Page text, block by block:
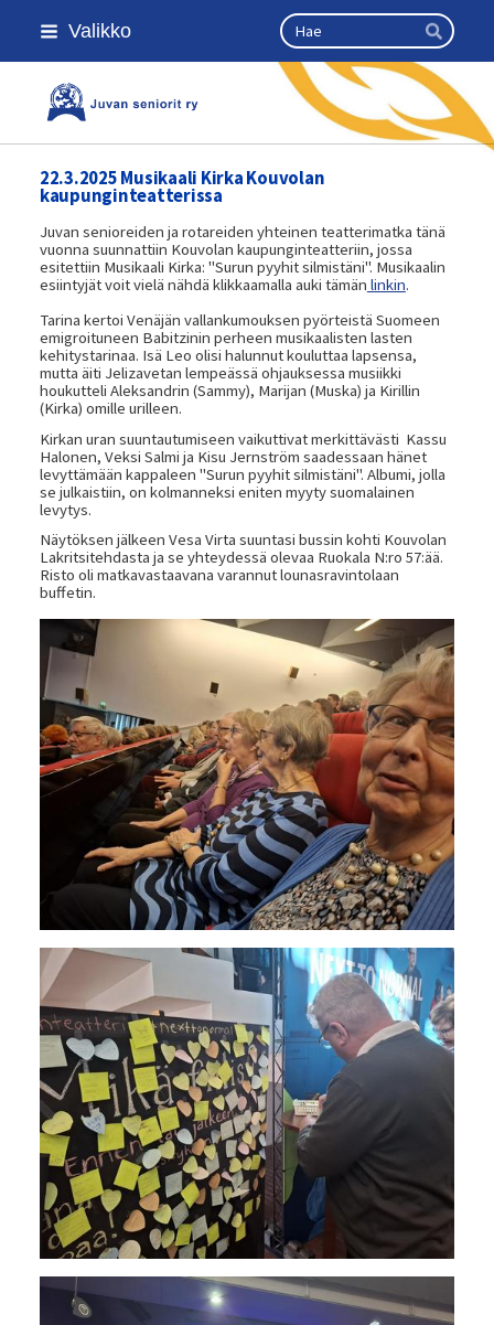
Siirry
sivun
Valikko Haku
Hae
Kansallinen senioriliitto
22.3.2025 Musikaali Kirka Kouvolan
kaupunginteatterissa
Juvan senioreiden ja rotareiden yhteinen teatterimatka tänä
vuonna suunnattiin Kouvolan kaupunginteatteriin, jossa
esitettiin Musikaali Kirka: "Surun pyyhit silmistäni". Musikaalin
esiintyjät voit vielä nähdä klikkaamalla auki tämän linkin.
Tarina kertoi Venäjän vallankumouksen pyörteistä Suomeen
emigroituneen Babitzinin perheen musikaalisten lasten
kehitystarinaa. Isä Leo olisi halunnut kouluttaa lapsensa,
mutta äiti Jelizavetan lempeässä ohjauksessa musiikki
houkutteli Aleksandrin (Sammy), Marijan (Muska) ja Kirillin
(Kirka) omille urilleen.
Kirkan uran suuntautumiseen vaikuttivat merkittävästi Kassu
Halonen, Veksi Salmi ja Kisu Jernström saadessaan hänet
levyttämään kappaleen "Surun pyyhit silmistäni". Albumi, jolla
se julkaistiin, on kolmanneksi eniten myyty suomalainen
levytys.
Näytöksen jälkeen Vesa Virta suuntasi bussin kohti Kouvolan
Lakritsitehdasta ja se yhteydessä olevaa Ruokala N:ro 57:ää.
Risto oli matkavastaavana varannut lounasravintolaan
buffetin.